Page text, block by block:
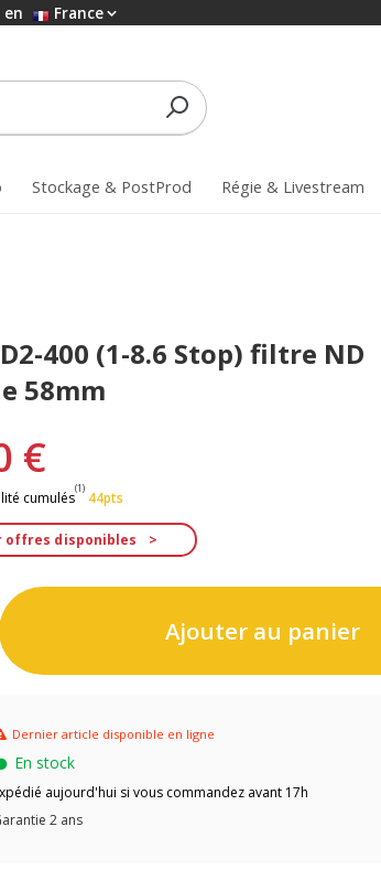
en France
Stockage & PostProd Régie & Livestream
400 (1-8.6 Stop) filtre ND
58mm
€
cumulés
(1)
44pts
offres disponibles
Ajouter au panier
Dernier article disponible en ligne
En stock
aujourd'hui si vous commandez avant 17h
2 ans